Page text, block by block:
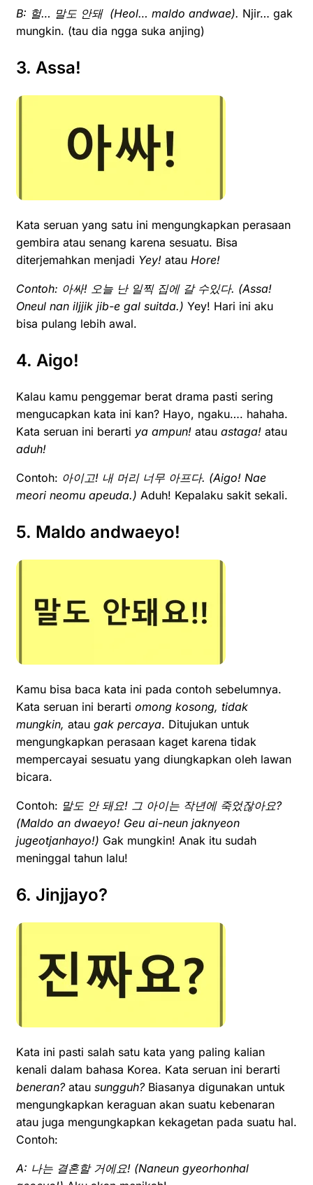
B: 헐… 말도 안돼 (Heol… maldo andwae). Njir… gak
mungkin. (tau dia ngga suka anjing)
3. Assa!
Kata seruan yang satu ini mengungkapkan perasaan
gembira atau senang karena sesuatu. Bisa
diterjemahkan menjadi Yey! atau Hore!
Contoh: 아싸! 오늘 난 일찍 집에 갈 수있다. (Assa!
Oneul nan iljjik jib-e gal suitda.) Yey! Hari ini aku
bisa pulang lebih awal.
4. Aigo!
Kalau kamu penggemar berat drama pasti sering
mengucapkan kata ini kan? Hayo, ngaku…. hahaha.
Kata seruan ini berarti ya ampun! atau astaga! atau
aduh!
Contoh: 아이고! 내 머리 너무 아프다. (Aigo! Nae
meori neomu apeuda.) Aduh! Kepalaku sakit sekali.
5. Maldo andwaeyo!
Kamu bisa baca kata ini pada contoh sebelumnya.
Kata seruan ini berarti omong kosong, tidak
mungkin, atau gak percaya. Ditujukan untuk
mengungkapkan perasaan kaget karena tidak
mempercayai sesuatu yang diungkapkan oleh lawan
bicara.
Contoh: 말도 안 돼요! 그 아이는 작년에 죽었잖아요?
(Maldo an dwaeyo! Geu ai-neun jaknyeon
jugeotjanhayo!) Gak mungkin! Anak itu sudah
meninggal tahun lalu!
6. Jinjjayo?
Kata ini pasti salah satu kata yang paling kalian
kenali dalam bahasa Korea. Kata seruan ini berarti
beneran?atau sungguh? Biasanya digunakan untuk
mengungkapkan keraguan akan suatu kebenaran
atau juga mengungkapkan kekagetan pada suatu hal.
Contoh:
A: 나는 결혼할 거에요! (Naneun gyeorhonhal